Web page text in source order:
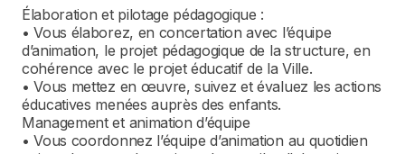
Élaboration et pilotage pédagogique :
• Vous élaborez, en concertation avec l’équipe
d’animation, le projet pédagogique de la structure, en
cohérence avec le projet éducatif de la Ville.
• Vous mettez en œuvre, suivez et évaluez les actions
éducatives menées auprès des enfants.
Management et animation d’équipe
• Vous coordonnez l’équipe d’animation au quotidien